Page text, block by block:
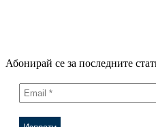
Абонирай се за последните